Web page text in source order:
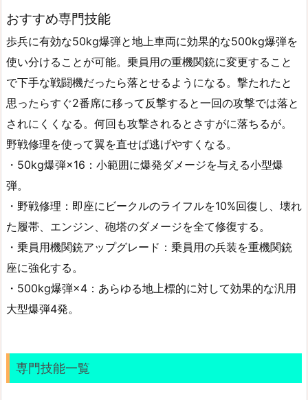
おすすめ専門技能
歩兵に有効な50kg爆弾と地上車両に効果的な500kg爆弾を
使い分けることが可能。乗員用の重機関銃に変更すること
で下手な戦闘機だったら落とせるようになる。撃たれたと
思ったらすぐ2番席に移って反撃すると一回の攻撃では落と
されにくくなる。何回も攻撃されるとさすがに落ちるが。
野戦修理を使って翼を直せば逃げやすくなる。
・50kg爆弾×16：小範囲に爆発ダメージを与える小型爆
弾。
・野戦修理：即座にビークルのライフルを10%回復し、壊れ
た履帯、エンジン、砲塔のダメージを全て修復する。
・乗員用機関銃アップグレード：乗員用の兵装を重機関銃
座に強化する。
・500kg爆弾×4：あらゆる地上標的に対して効果的な汎用
大型爆弾4発。
専門技能一覧